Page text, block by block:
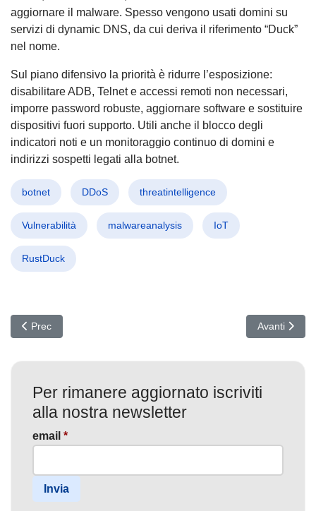
aggiornare il malware. Spesso vengono usati domini su
servizi di dynamic DNS, da cui deriva il riferimento “Duck”
nel nome.
Sul piano difensivo la priorità è ridurre l’esposizione:
disabilitare ADB, Telnet e accessi remoti non necessari,
imporre password robuste, aggiornare software e sostituire
dispositivi fuori supporto. Utili anche il blocco degli
indicatori noti e un monitoraggio continuo di domini e
indirizzi sospetti legati alla botnet.
botnet DDoS threatintelligence
Vulnerabilità malwareanalysis IoT
RustDuck
Articolo precedente: Ransomware guidato da AI: sfruttata la
Prec Articolo
Avanti
Per rimanere aggiornato iscriviti
alla nostra newsletter
email *
Invia